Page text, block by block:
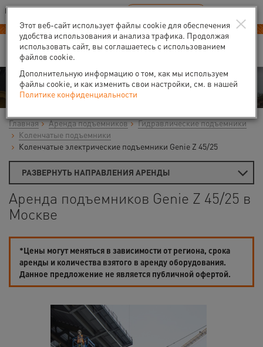
Ваш город:Москва
В Вашем регионе нет наших офисов RU EN
Аренда
Главная Аренда подъемников
Гидравлические подъемники
Коленчатые подъемники
Коленчатые электрические подъемники Genie Z 45/25
РАЗВЕРНУТЬ НАПРАВЛЕНИЯ АРЕНДЫ
Аренда подъемников Genie Z 45/25 в
Москве
*Цены могут меняться в зависимости от региона, срока
аренды и количества взятого в аренду оборудования.
Данное предложение не является публичной офертой.
×
Этот веб-сайт использует файлы cookie для обеспечения
удобства использования и анализа трафика. Продолжая
использовать сайт, вы соглашаетесь с использованием
файлов cookie.
Дополнительную информацию о том, как мы используем
файлы cookie, и как изменить свои настройки, см. в нашей
Политике конфиденциальности